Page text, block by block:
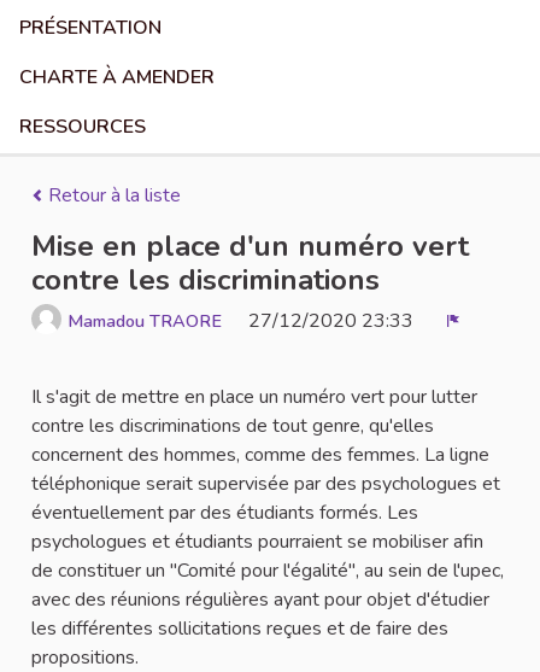
PRÉSENTATION
CHARTE À AMENDER
RESSOURCES
Retour à la liste
Mise en place d'un numéro vert
contre les discriminations
Mamadou TRAORE 27/12/2020 23:33
Il s'agit de mettre en place un numéro vert pour lutter
contre les discriminations de tout genre, qu'elles
concernent des hommes, comme des femmes. La ligne
téléphonique serait supervisée par des psychologues et
éventuellement par des étudiants formés. Les
psychologues et étudiants pourraient se mobiliser afin
de constituer un "Comité pour l'égalité", au sein de l'upec,
avec des réunions régulières ayant pour objet d'étudier
les différentes sollicitations reçues et de faire des
propositions.